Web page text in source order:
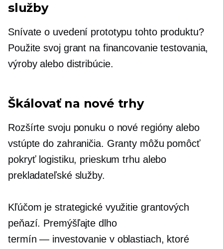
služby
Snívate o uvedení prototypu tohto produktu?
Použite svoj grant na financovanie testovania,
výroby alebo distribúcie.
Škálovať na nové trhy
Rozšírte svoju ponuku o nové regióny alebo
vstúpte do zahraničia. Granty môžu pomôcť
pokryť logistiku, prieskum trhu alebo
prekladateľské služby.
Kľúčom je strategické využitie grantových
peňazí. Premýšľajte dlho
termín — investovaniev oblastiach, ktoré